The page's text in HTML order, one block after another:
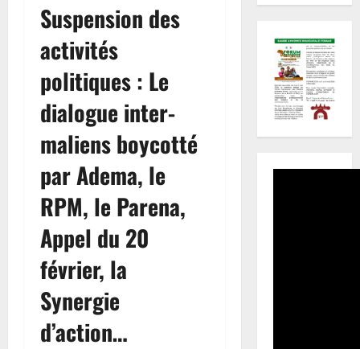
Suspension des
activités
politiques : Le
dialogue inter-
maliens boycotté
par Adema, le
RPM, le Parena,
Appel du 20
février, la
Synergie
d’action…